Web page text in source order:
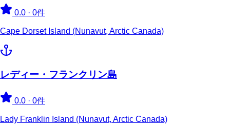
0.0 · 0件
Cape Dorset Island (Nunavut, Arctic Canada)
レディー・フランクリン島
0.0 · 0件
Lady Franklin Island (Nunavut, Arctic Canada)